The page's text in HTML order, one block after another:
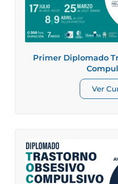
Primer Diplomado
Ver